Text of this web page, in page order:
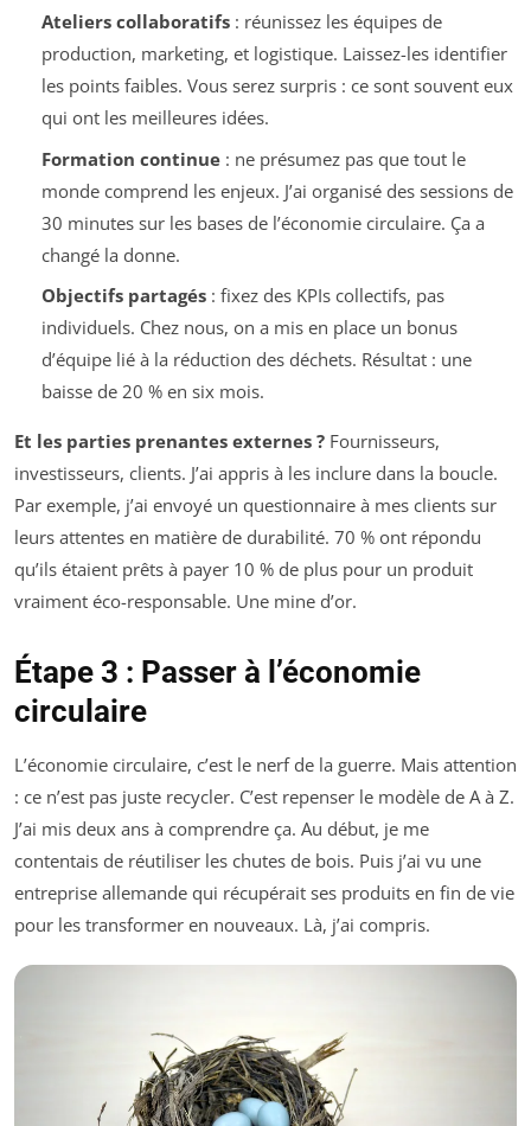
Ateliers collaboratifs: réunissez les équipes de
production, marketing, et logistique. Laissez-les identifier
les points faibles. Vous serez surpris : ce sont souvent eux
qui ont les meilleures idées.
Formation continue: ne présumez pas que tout le
monde comprend les enjeux. J’ai organisé des sessions de
30 minutes sur les bases de l’économie circulaire. Ça a
changé la donne.
Objectifs partagés: fixez des KPIs collectifs, pas
individuels. Chez nous, on a mis en place un bonus
d’équipe lié à la réduction des déchets. Résultat : une
baisse de 20 % en six mois.
Et les parties prenantes externes ? Fournisseurs,
investisseurs, clients. J’ai appris à les inclure dans la boucle.
Par exemple, j’ai envoyé un questionnaire à mes clients sur
leurs attentes en matière de durabilité. 70 % ont répondu
qu’ils étaient prêts à payer 10 % de plus pour un produit
vraiment éco-responsable. Une mine d’or.
Étape 3 : Passer à l’économie
circulaire
L’économie circulaire, c’est le nerf de la guerre. Mais attention
: ce n’est pas juste recycler. C’est repenser le modèle de A à Z.
J’ai mis deux ans à comprendre ça. Au début, je me
contentais de réutiliser les chutes de bois. Puis j’ai vu une
entreprise allemande qui récupérait ses produits en fin de vie
pour les transformer en nouveaux. Là, j’ai compris.